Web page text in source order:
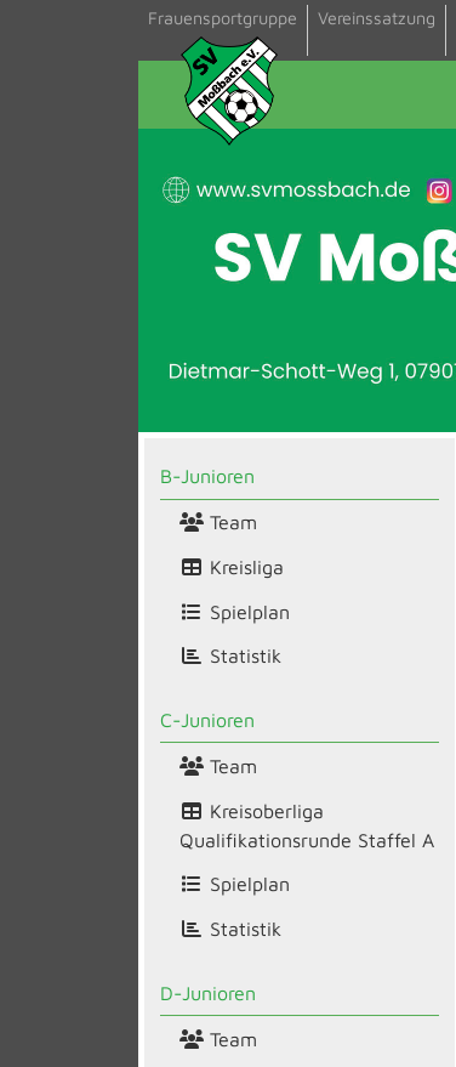
Frauensportgruppe Vereinssatzung
B-Junioren
Team
Kreisliga
Spielplan
Statistik
C-Junioren
Team
Kreisoberliga
Qualifikationsrunde Staffel A
Spielplan
Statistik
D-Junioren
Team